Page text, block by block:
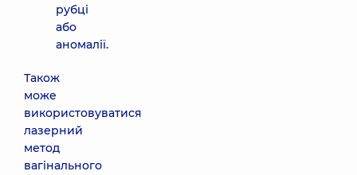
рубці
або
аномалії.
Також
може
використовуватися
лазерний
метод
вагінального